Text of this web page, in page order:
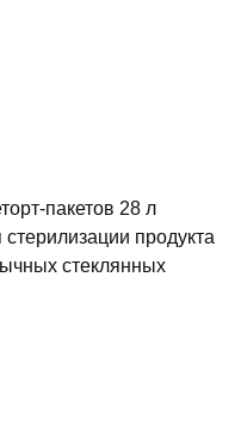
пакетов 28 л
продукта
стеклянных